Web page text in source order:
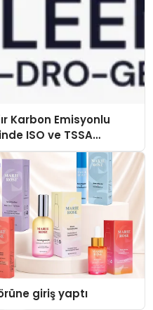
Karbon Emisyonlu
ISO ve TSSA
giriş yaptı